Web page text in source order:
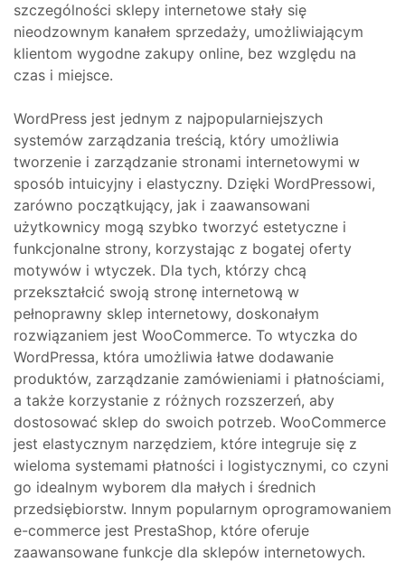
szczególności sklepy internetowe stały się
nieodzownym kanałem sprzedaży, umożliwiającym
klientom wygodne zakupy online, bez względu na
czas i miejsce.
WordPress jest jednym z najpopularniejszych
systemów zarządzania treścią, który umożliwia
tworzenie i zarządzanie stronami internetowymi w
sposób intuicyjny i elastyczny. Dzięki WordPressowi,
zarówno początkujący, jak i zaawansowani
użytkownicy mogą szybko tworzyć estetyczne i
funkcjonalne strony, korzystając z bogatej oferty
motywów i wtyczek. Dla tych, którzy chcą
przekształcić swoją stronę internetową w
pełnoprawny sklep internetowy, doskonałym
rozwiązaniem jest WooCommerce. To wtyczka do
WordPressa, która umożliwia łatwe dodawanie
produktów, zarządzanie zamówieniami i płatnościami,
a także korzystanie z różnych rozszerzeń, aby
dostosować sklep do swoich potrzeb. WooCommerce
jest elastycznym narzędziem, które integruje się z
wieloma systemami płatności i logistycznymi, co czyni
go idealnym wyborem dla małych i średnich
przedsiębiorstw. Innym popularnym oprogramowaniem
e-commerce jest PrestaShop, które oferuje
zaawansowane funkcje dla sklepów internetowych.